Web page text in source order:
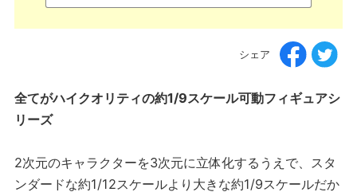
シェア
全てがハイクオリティの約1/9スケール可動フィギュアシ
リーズ
2次元のキャラクターを3次元に立体化するうえで、スタ
ンダードな約1/12スケールより大きな約1/9スケールだか